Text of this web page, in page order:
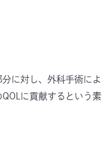
に対し、外科手術によ
に貢献するという素